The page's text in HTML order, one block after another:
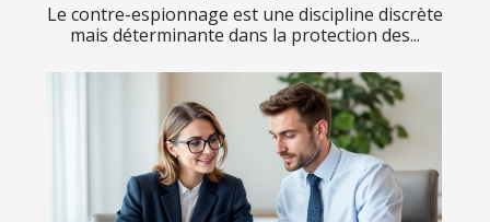
Le contre-espionnage est une discipline discrète
mais déterminante dans la protection des...